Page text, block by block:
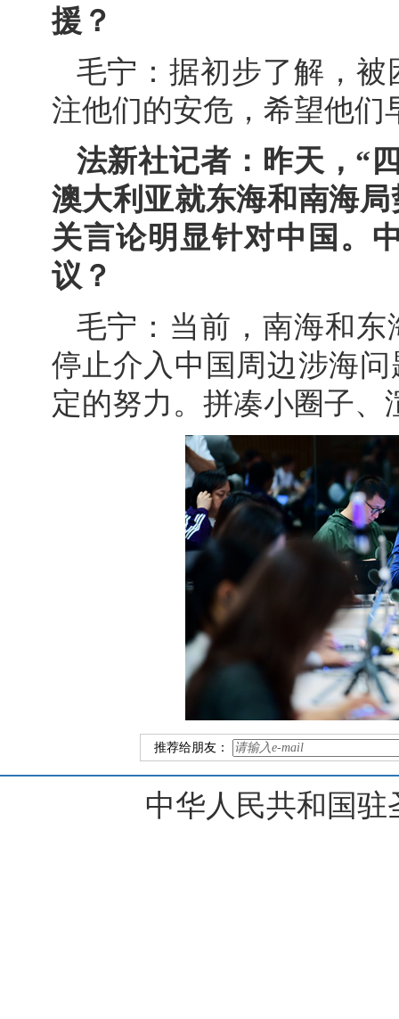
援？
毛宁：据初步了解，
注他们的安危，希望他们
法新社记者：昨天，“
澳大利亚就东海和南海
关言论明显针对中国。
议？
毛宁：当前，南海和
停止介入中国周边涉海
定的努力。拼凑小圈子
推荐给朋友：
中华人民共和国